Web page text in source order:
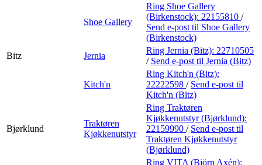
Shoe Gallery
Ring Shoe Gallery
(Birkenstock): 22155810 /
Send e-post til Shoe Gallery
(Birkenstock)
Bitz
Jernia
Ring Jernia (Bitz): 22710505
/ Send e-post til Jernia (Bitz)
Kitch'n
Ring Kitch'n (Bitz):
22222598 / Send e-post til
Kitch'n (Bitz)
Bjørklund
Traktøren
Kjøkkenutstyr
Ring Traktøren
Kjøkkenutstyr (Bjørklund):
22159990 / Send e-post til
Traktøren Kjøkkenutstyr
(Bjørklund)
Ring VITA (Björn Axén):